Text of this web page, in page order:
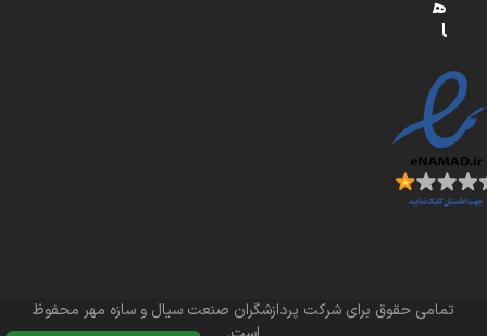
ه
ا
تمامی حقوق برای شرکت پردازشگران صنعت سیال و سازه مهر محفوظ